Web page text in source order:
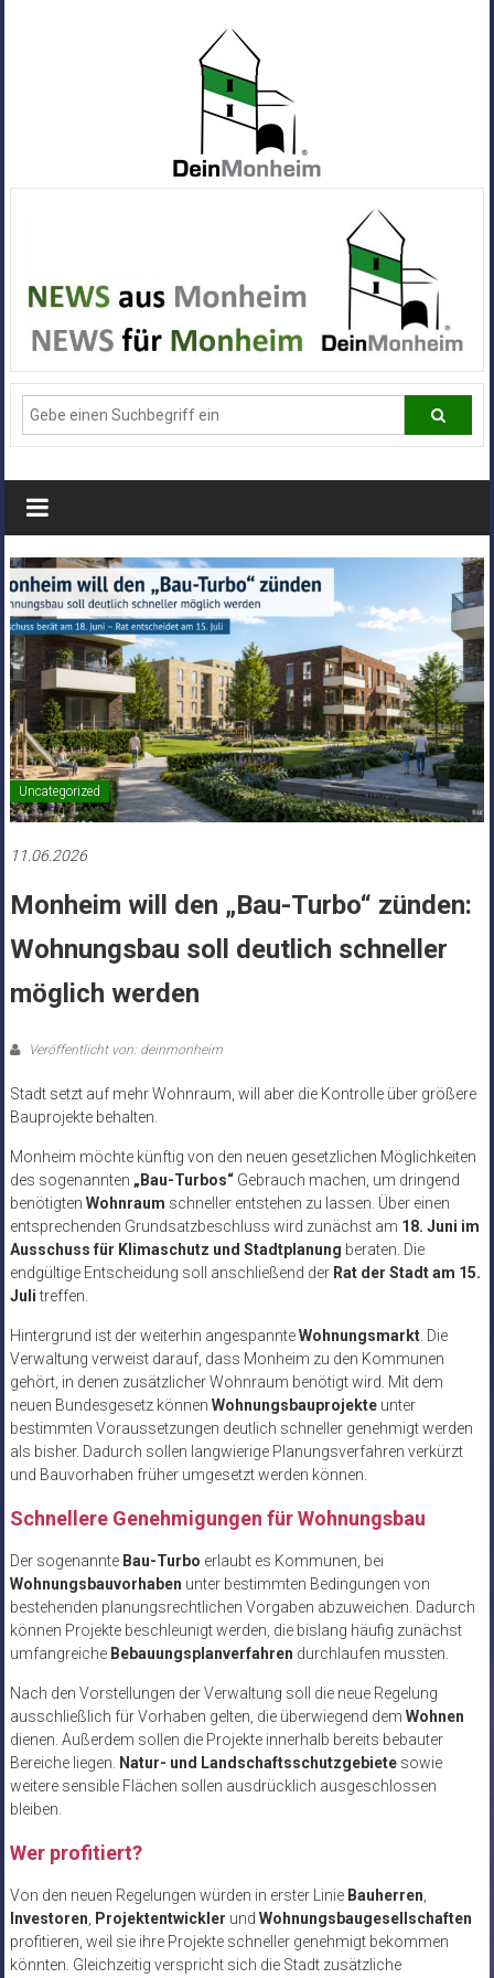
Alle
News
aus
Deiner
Stadt
Monheim
Uncategorized
11.06.2026
Monheim will den „Bau-Turbo“ zünden:
Wohnungsbau soll deutlich schneller
möglich werden
Veröffentlicht von: deinmonheim
Stadt setzt auf mehr Wohnraum, will aber die Kontrolle über größere
Bauprojekte behalten.
Monheim möchte künftig von den neuen gesetzlichen Möglichkeiten
des sogenannten „Bau-Turbos“Gebrauch machen, um dringend
benötigten Wohnraum schneller entstehen zu lassen. Über einen
entsprechenden Grundsatzbeschluss wird zunächst am 18. Juni im
Ausschuss für Klimaschutz und Stadtplanung beraten. Die
endgültige Entscheidung soll anschließend der Rat der Stadt am 15.
Julitreffen.
Hintergrund ist der weiterhin angespannteWohnungsmarkt. Die
Verwaltung verweist darauf, dass Monheim zu den Kommunen
gehört, in denen zusätzlicher Wohnraum benötigt wird. Mit dem
neuen Bundesgesetz können Wohnungsbauprojekteunter
bestimmten Voraussetzungen deutlich schneller genehmigt werden
als bisher. Dadurch sollen langwierige Planungsverfahren verkürzt
und Bauvorhaben früher umgesetzt werden können.
Schnellere Genehmigungen für Wohnungsbau
Der sogenannte Bau-Turbo erlaubt es Kommunen, bei
Wohnungsbauvorhaben unter bestimmten Bedingungen von
bestehenden planungsrechtlichen Vorgaben abzuweichen. Dadurch
können Projekte beschleunigt werden, die bislang häufig zunächst
umfangreiche Bebauungsplanverfahren durchlaufen mussten.
Nach den Vorstellungen der Verwaltung soll die neue Regelung
ausschließlich für Vorhaben gelten, die überwiegend dem Wohnen
dienen. Außerdem sollen die Projekte innerhalb bereits bebauter
Bereiche liegen. Natur- und Landschaftsschutzgebietesowie
weitere sensible Flächen sollen ausdrücklich ausgeschlossen
bleiben.
Wer profitiert?
Von den neuen Regelungen würden in erster Linie Bauherren,
Investoren, Projektentwickler und Wohnungsbaugesellschaften
profitieren, weil sie ihre Projekte schneller genehmigt bekommen
könnten. Gleichzeitig verspricht sich die Stadt zusätzliche